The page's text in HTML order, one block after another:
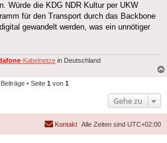
Würde die KDG NDR Kultur per UKW
für den Transport durch das Backbone
gewandelt werden, was ein unnötiger
-Kabelnetze in Deutschland
• Seite 1 von 1
Gehe zu
Alle Zeiten sind UTC+02:00
Kontakt